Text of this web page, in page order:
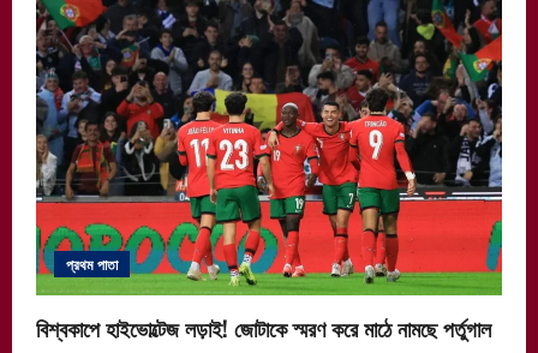
প্রথম পাতা
বিশ্বকাপে হাইভোল্টেজ লড়াই! জোটাকে স্মরণ করে মাঠে নামছে পর্তুগাল